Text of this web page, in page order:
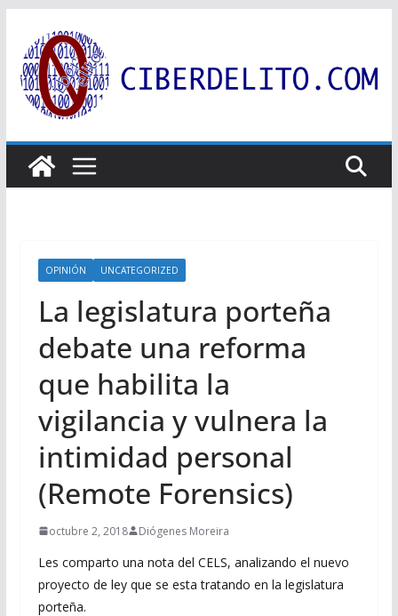
contenido
OPINIÓN UNCATEGORIZED
La legislatura porteña
debate una reforma
que habilita la
vigilancia y vulnera la
intimidad personal
(Remote Forensics)
octubre 2, 2018 Diógenes Moreira
Les comparto una nota del CELS, analizando el nuevo
proyecto de ley que se esta tratando en la legislatura
porteña.